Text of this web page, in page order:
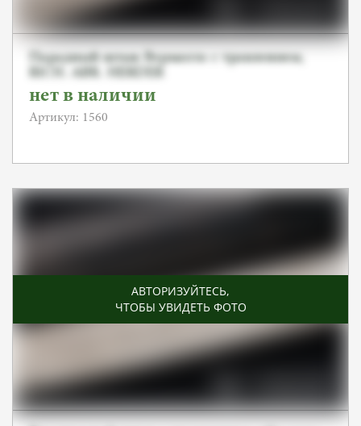
Парадный штык Вермахта с травлением,
нет в наличии
Артикул: 1560
АВТОРИЗУЙТЕСЬ,
ЧТОБЫ УВИДЕТЬ ФОТО